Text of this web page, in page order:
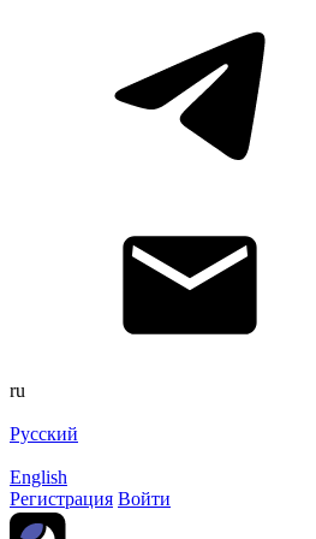
ru
Русский
English
Регистрация Войти